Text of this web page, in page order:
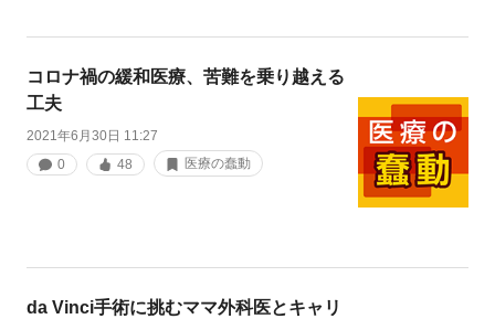
コロナ禍の緩和医療、苦難を乗り越える
工夫
2021年6月30日 11:27
0
48 医療の蠢動
da Vinci手術に挑むママ外科医とキャリ